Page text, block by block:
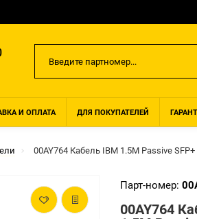
И ОПЛАТА ДЛЯ ПОКУПАТЕЛЕЙ
00AY764 Кабель IBM 1.5M Passive SFP+
Парт-номер:
00AY764